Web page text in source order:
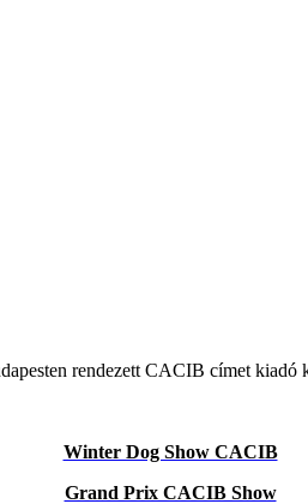
rendezett CACIB címet
Winter Dog Show CACIB
Grand Prix CACIB Show